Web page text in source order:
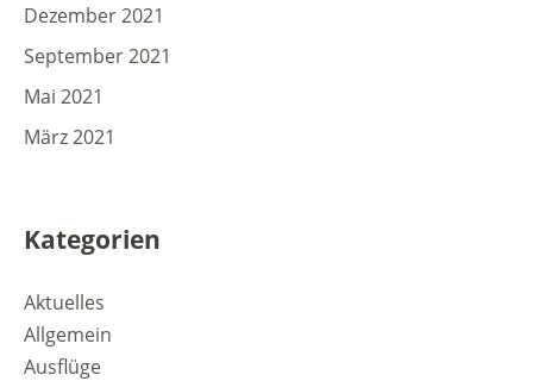
Dezember 2021
September 2021
Mai 2021
März 2021
Kategorien
Aktuelles
Allgemein
Ausflüge